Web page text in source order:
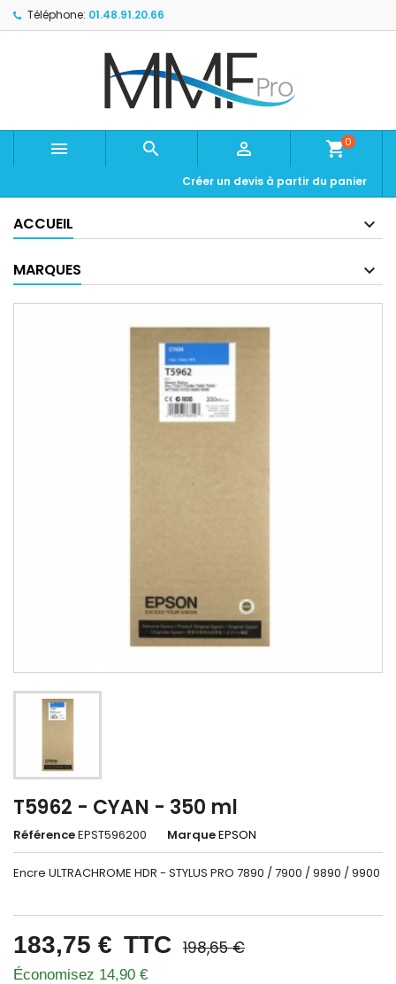
Téléphone: 01.48.91.20.66
   shopping_cart0
Créer un devis à partir du panier
ACCUEIL
MARQUES
T5962 - CYAN - 350 ml
RéférenceEPST596200 MarqueEPSON
Encre ULTRACHROME HDR - STYLUS PRO 7890 / 7900 / 9890 / 9900
183,75 € TTC 198,65 €
Économisez 14,90 €